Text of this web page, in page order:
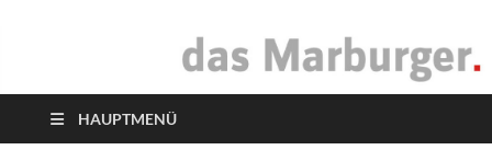
das Marburger.
HAUPTMENÜ